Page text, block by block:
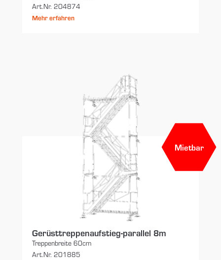
Art.Nr. 204874
Mehr erfahren
Mietbar
Gerüsttreppenaufstieg-parallel 8m
Treppenbreite 60cm
Art.Nr. 201885